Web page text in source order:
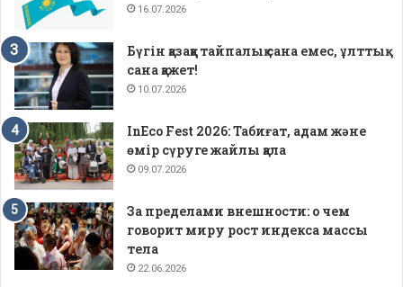
16.07.2026
Бүгін қазаққа тайпалық сана емес, ұлттық
сана қажет!
10.07.2026
InEco Fest 2026: Табиғат, адам және
өмір сүруге жайлы қала
09.07.2026
За пределами внешности: о чем
говорит миру рост индекса массы
тела
22.06.2026